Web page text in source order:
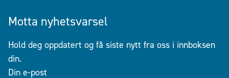
Motta nyhetsvarsel
Hold deg oppdatert og få siste nytt fra oss i innboksen
din.
Din e-post